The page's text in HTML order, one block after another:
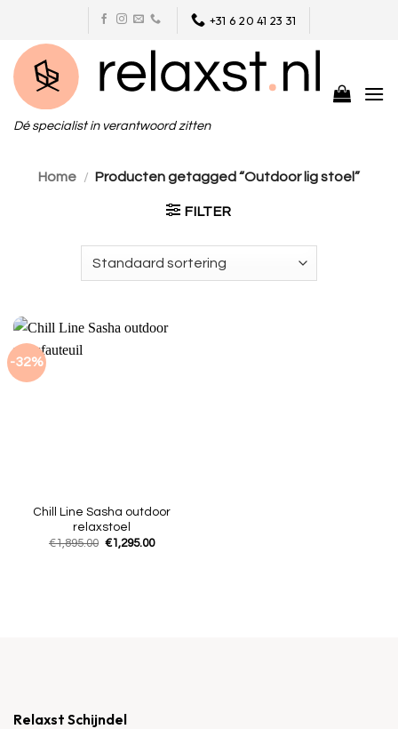
content
+31 6 20 41 23 31
Dé specialist in verantwoord zitten
Home / Producten getagged “Outdoor lig stoel”
FILTER
-32%
Chill Line Sasha outdoor
relaxstoel
€1,895.00 Oorspronkelijke
€1,295.00Huidige
Relaxst Schijndel